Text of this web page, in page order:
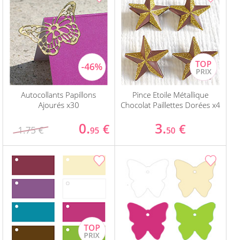
Autocollants Papillons
Ajourés x30
1.75 € 0.95 €
Pince Etoile Métallique
Chocolat Paillettes Dorées x4
3.50 €